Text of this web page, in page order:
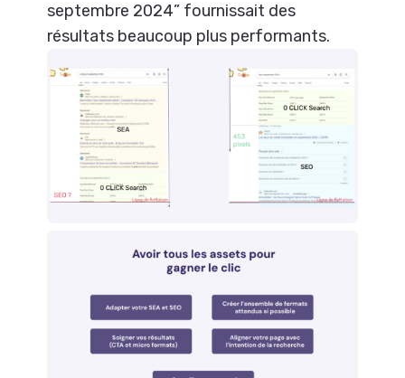
septembre 2024” fournissait des
résultats beaucoup plus performants.